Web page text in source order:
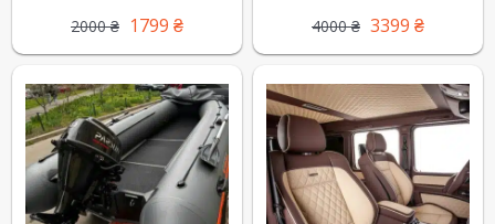
2000₴ 1799 ₴ 4000₴ 3399 ₴